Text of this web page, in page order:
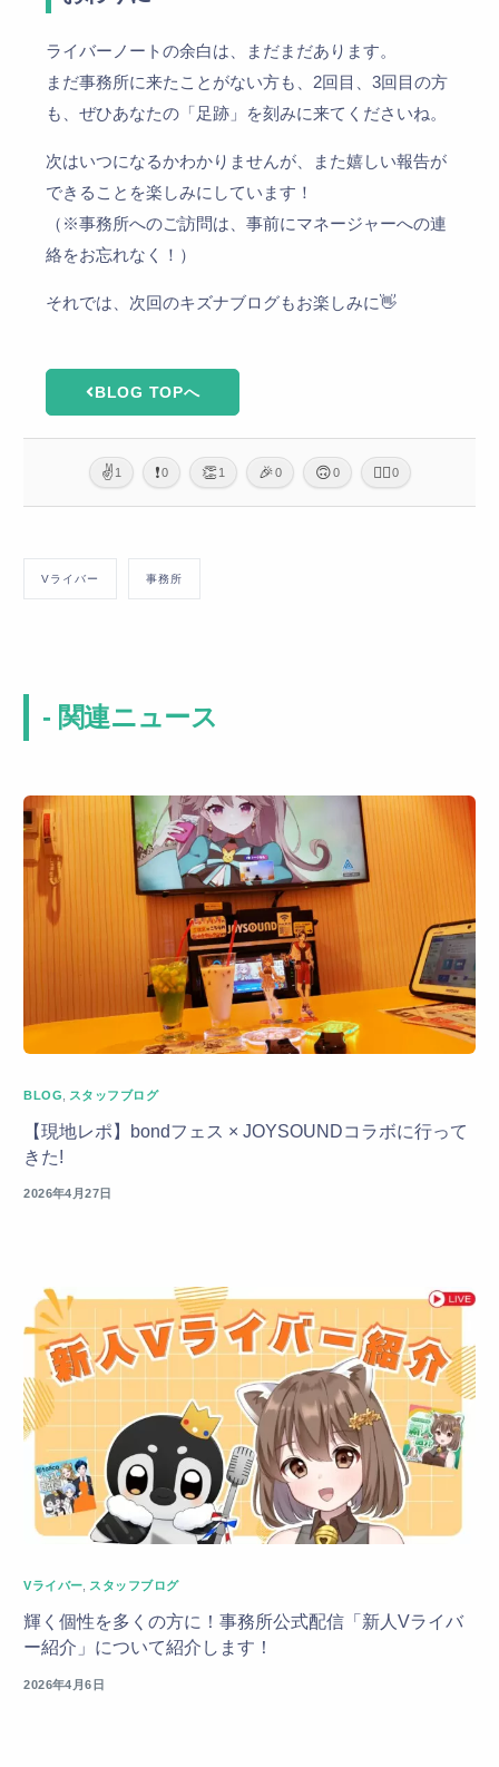
ライバーノートの余白は、まだまだあります。
まだ事務所に来たことがない方も、2回目、3回目の方
も、ぜひあなたの「足跡」を刻みに来てくださいね。
次はいつになるかわかりませんが、また嬉しい報告が
できることを楽しみにしています！
（※事務所へのご訪問は、事前にマネージャーへの連
絡をお忘れなく！）
それでは、次回のキズナブログもお楽しみに👋
BLOG TOPへ
✌️ 1 ❗0 👏 1 🎉0 🙃0 🙇‍♂️0
Vライバー 事務所
- 関連ニュース
BLOG スタッフブログ
【現地レポ】bondフェス × JOYSOUNDコラボに行って
きた!
2026年4月27日
Vライバー スタッフブログ
輝く個性を多くの方に！事務所公式配信「新人Vライバ
ー紹介」について紹介します！
2026年4月6日